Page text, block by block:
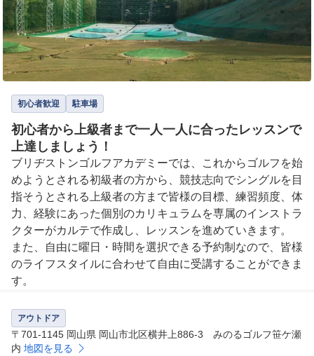
初心者歓迎 駐車場
初心者から上級者まで一人一人に合ったレッスンで
上達しましょう！
ブリヂストンゴルフアカデミーでは、これからゴルフを始
めようとされる初級者の方から、競技志向でシングルを目
指そうとされる上級者の方まで皆様の目標、練習頻度、体
力、経験にあった個別のカリキュラムを専属のインストラ
クターがカルテで作成し、レッスンを進めていきます。
また、自由に曜日・時間を選択できる予約制なので、皆様
のライフスタイルに合わせて自由に受講することができま
す。
アウトドア
〒701-1145 岡山県 岡山市北区横井上886-3 みのるゴルフ笹ケ瀬
内 地図を見る